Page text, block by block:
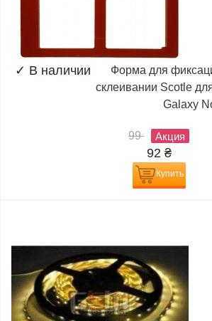
✓ В наличии
Форма для
склеивании Scotle
Galaxy
99 Акция
92 ₴
Купить